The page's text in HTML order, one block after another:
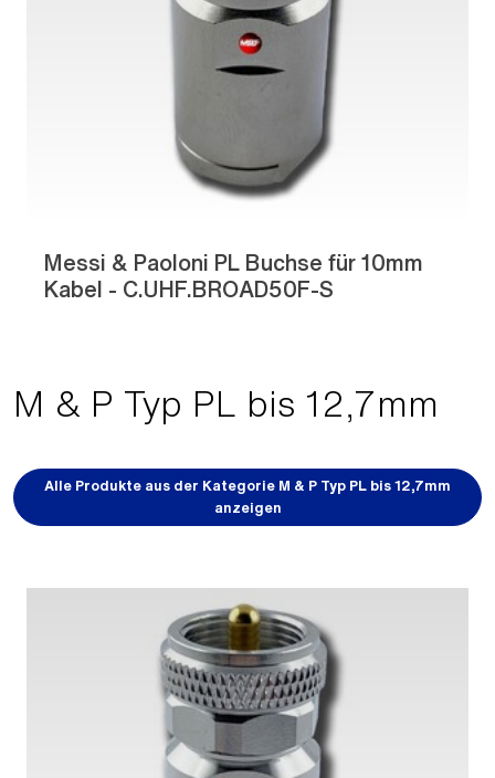
Messi & Paoloni PL Buchse für 10mm
Kabel - C.UHF.BROAD50F-S
M & P Typ PL bis 12,7mm
Alle Produkte aus der Kategorie M & P Typ PL bis 12,7mm
anzeigen